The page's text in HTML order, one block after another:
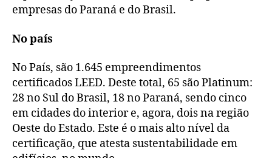
empresas do Paraná e do Brasil.
No país
No País, são 1.645 empreendimentos
certificados LEED. Deste total, 65 são Platinum:
28 no Sul do Brasil, 18 no Paraná, sendo cinco
em cidades do interior e, agora, dois na região
Oeste do Estado. Este é o mais alto nível da
certificação, que atesta sustentabilidade em